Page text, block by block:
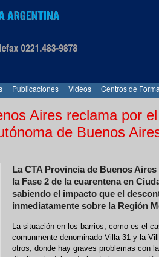
Publicaciones Videos Centros de
Aires reclama por
de Buenos
La CTA Provincia de Buenos
la Fase 2 de la cuarentena en
sabiendo el impacto que el
inmediatamente sobre la Región
La situación en los barrios, como es el
comunmente denominado Villa 31 y la
otros, donde hay graves problemas con